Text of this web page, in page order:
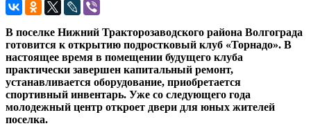
В поселке Нижний Тракторозаводского района Волгограда
готовится к открытию подростковый клуб «Торнадо». В
настоящее время в помещении будущего клуба
практически завершен капитальный ремонт,
устанавливается оборудование, приобретается
спортивный инвентарь. Уже со следующего года
молодежный центр откроет двери для юных жителей
поселка.